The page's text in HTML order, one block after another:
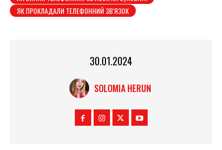
ЯК ПРОКЛАДАЛИ ТЕЛЕФОННИЙ ЗВ'ЯЗОК
30.01.2024
SOLOMIA HERUN